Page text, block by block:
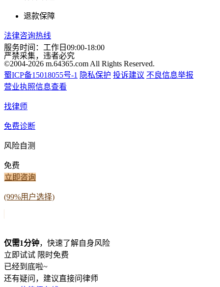
退款保障
法律咨询热线
服务时间：工作日09:00-18:00
严禁采集，违者必究
©2004-2026 m.64365.com All Rights Reserved.
蜀ICP备15018055号-1 隐私保护 投诉建议 不良信息举报
营业执照信息查看
找律师
免费诊断
风险自测
免费
立即咨询
(99%用户选择)
仅需1分钟，快速了解自身风险
立即试试 限时免费
已经到底啦~
还有疑问，建议直接问律师